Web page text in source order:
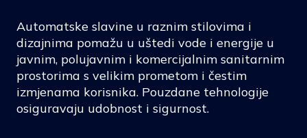
Automatske slavine u raznim stilovima i
dizajnima pomažu u uštedi vode i energije u
javnim, polujavnim i komercijalnim sanitarnim
prostorima s velikim prometom i čestim
izmjenama korisnika. Pouzdane tehnologije
osiguravaju udobnost i sigurnost.